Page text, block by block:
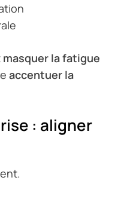
masquer la fatigue
accentuer la
: aligner